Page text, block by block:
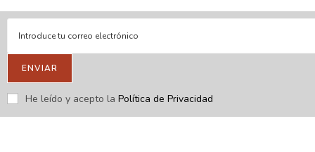
ENVIAR
He leído y acepto la Política de Privacidad